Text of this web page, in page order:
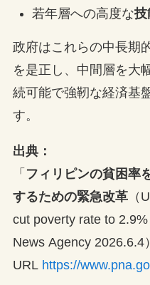
若年層への高度な技
政府はこれらの中長期
を是正し、中間層を大
続可能で強靭な経済基
す。
出典：
「 フィリピンの貧困率
するための緊急改革（
cut poverty rate to
News Agency 2026.6.4）
URLhttps://